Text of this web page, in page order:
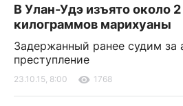
В Улан-Удэ изъято около 2
килограммов марихуаны
Задержанный ранее судим за
преступление
23.10.15, 8:00 1768